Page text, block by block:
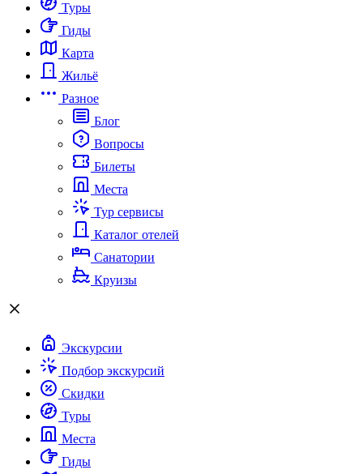
Туры
Гиды
Карта
Жильё
Разное
Блог
Вопросы
Билеты
Места
Тур сервисы
Каталог отелей
Санатории
Круизы
Экскурсии
Подбор экскурсий
Скидки
Туры
Места
Гиды